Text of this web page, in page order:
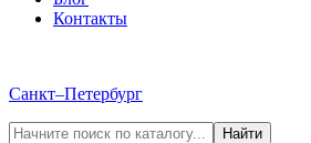
Контакты
Санкт–Петербург
Найти